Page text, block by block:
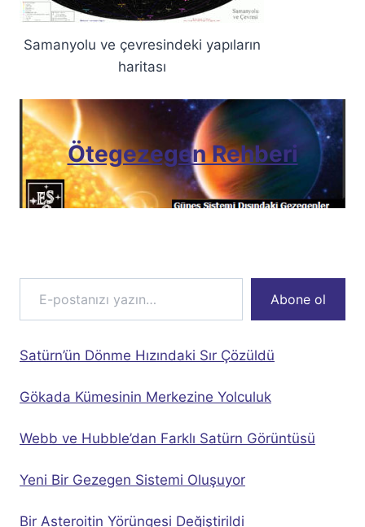
Samanyolu ve çevresindeki yapıların
haritası
Ötegezegen Rehberi
E-postanızı yazın…
Abone ol
Satürn’ün Dönme Hızındaki Sır Çözüldü
Gökada Kümesinin Merkezine Yolculuk
Webb ve Hubble’dan Farklı Satürn Görüntüsü
Yeni Bir Gezegen Sistemi Oluşuyor
Bir Asteroitin Yörüngesi Değiştirildi